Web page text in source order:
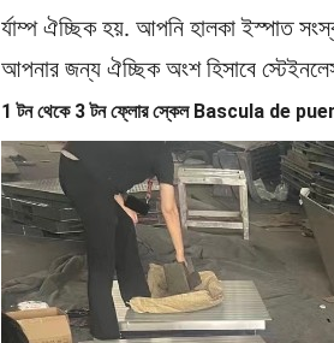
র্যাম্প ঐচ্ছিক হয়. আপনি হালকা ইস্পাত
আপনার জন্য ঐচ্ছিক অংশ হিসাবে
1 টন থেকে 3 টন ফ্লোর স্কেল Bascula de